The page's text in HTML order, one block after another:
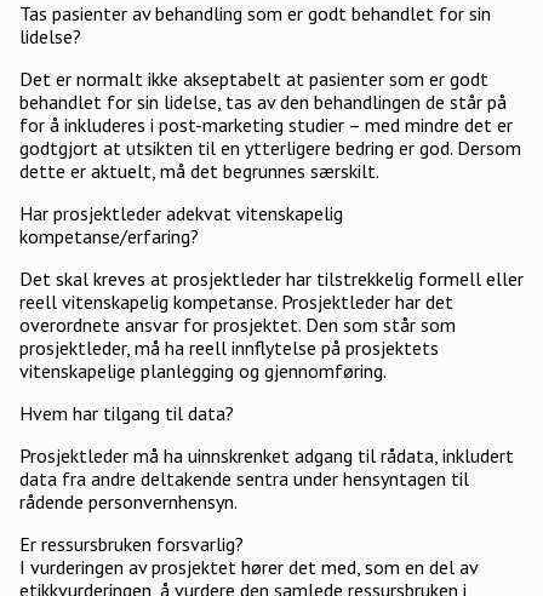
Tas pasienter av behandling som er godt behandlet for sin
lidelse?
Det er normalt ikke akseptabelt at pasienter som er godt
behandlet for sin lidelse, tas av den behandlingen de står på
for å inkluderes i post-marketing studier – med mindre det er
godtgjort at utsikten til en ytterligere bedring er god. Dersom
dette er aktuelt, må det begrunnes særskilt.
Har prosjektleder adekvat vitenskapelig
kompetanse/erfaring?
Det skal kreves at prosjektleder har tilstrekkelig formell eller
reell vitenskapelig kompetanse. Prosjektleder har det
overordnete ansvar for prosjektet. Den som står som
prosjektleder, må ha reell innflytelse på prosjektets
vitenskapelige planlegging og gjennomføring.
Hvem har tilgang til data?
Prosjektleder må ha uinnskrenket adgang til rådata, inkludert
data fra andre deltakende sentra under hensyntagen til
rådende personvernhensyn.
Er ressursbruken forsvarlig?
I vurderingen av prosjektet hører det med, som en del av
etikkvurderingen, å vurdere den samlede ressursbruken i